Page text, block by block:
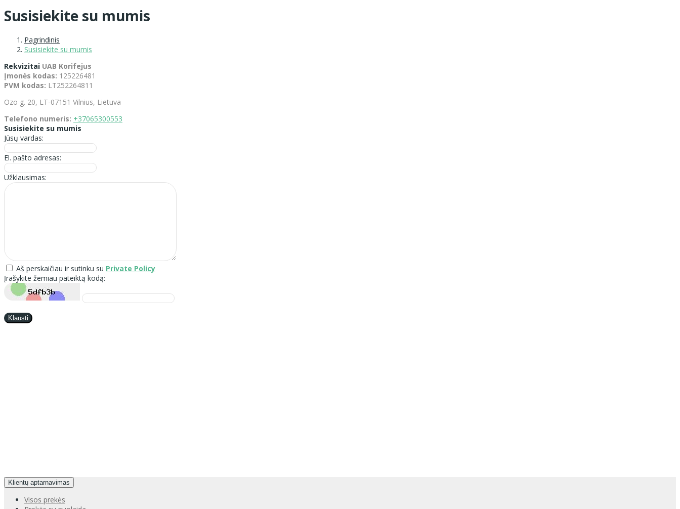
Susisiekite su mumis
Pagrindinis
Susisiekite su mumis
Rekvizitai UAB Korifejus
Įmonės kodas: 125226481
PVM kodas: LT252264811
Ozo g. 20, LT-07151 Vilnius, Lietuva
Telefono numeris: +37065300553
Susisiekite su mumis
Jūsų vardas:
El. pašto adresas:
Užklausimas:
Aš perskaičiau ir sutinku su Private Policy
Įrašykite žemiau pateiktą kodą:
Klausti
Klientų aptarnavimas
Visos prekės